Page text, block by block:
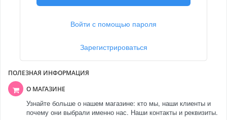
Войти с помощью пароля
Зарегистрироваться
ПОЛЕЗНАЯ ИНФОРМАЦИЯ
О МАГАЗИНЕ
Узнайте больше о нашем магазине: кто мы, наши клиенты и
почему они выбрали именно нас. Наши контакты и реквизиты.